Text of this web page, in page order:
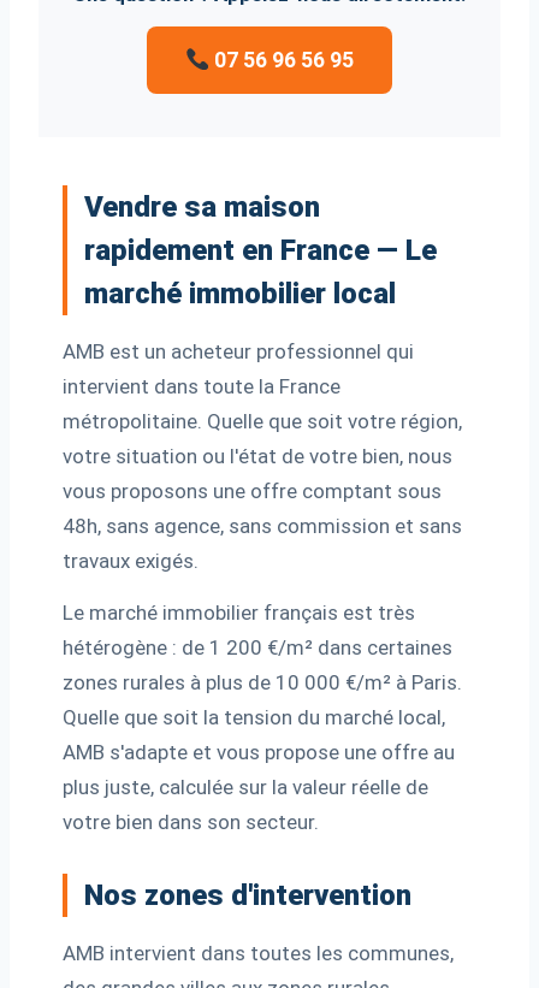
07 56 96 56 95
Vendre sa maison
rapidement en France — Le
marché immobilier local
AMB est un acheteur professionnel qui
intervient dans toute la France
métropolitaine. Quelle que soit votre région,
votre situation ou l'état de votre bien, nous
vous proposons une offre comptant sous
48h, sans agence, sans commission et sans
travaux exigés.
Le marché immobilier français est très
hétérogène : de 1 200 €/m² dans certaines
zones rurales à plus de 10 000 €/m² à Paris.
Quelle que soit la tension du marché local,
AMB s'adapte et vous propose une offre au
plus juste, calculée sur la valeur réelle de
votre bien dans son secteur.
Nos zones d'intervention
AMB intervient dans toutes les communes,